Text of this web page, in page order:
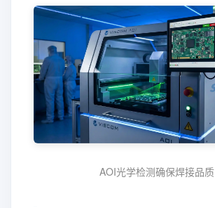
AOI光学检测确保焊接品质